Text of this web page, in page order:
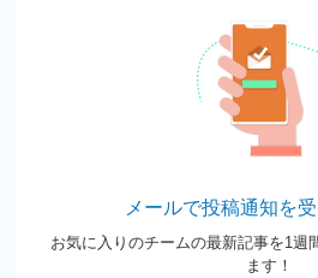
メールで投稿通知を受
お気に入りのチームの最新記事を1週
ます！